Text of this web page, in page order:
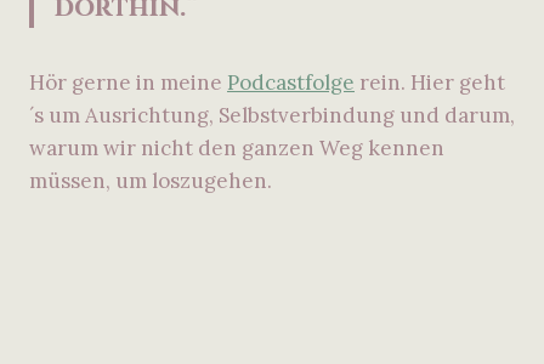
dorthin.“
Hör gerne in meine Podcastfolge rein. Hier geht
´s um Ausrichtung, Selbstverbindung und darum,
warum wir nicht den ganzen Weg kennen
müssen, um loszugehen.